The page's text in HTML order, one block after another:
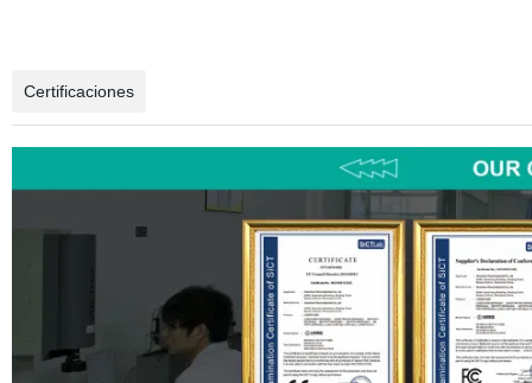
Certificaciones